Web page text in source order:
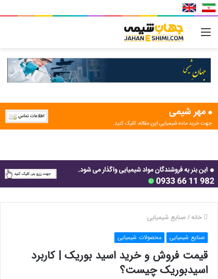
خانه/صنایع شیمیایی
صنایع شیمیایی محصولات شیمیایی
قیمت فروش و خرید اسید بوریک | کاربرد
اسیدبوریک چیست؟